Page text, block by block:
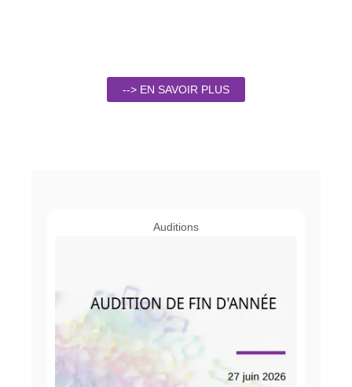
--> EN SAVOIR PLUS
Auditions